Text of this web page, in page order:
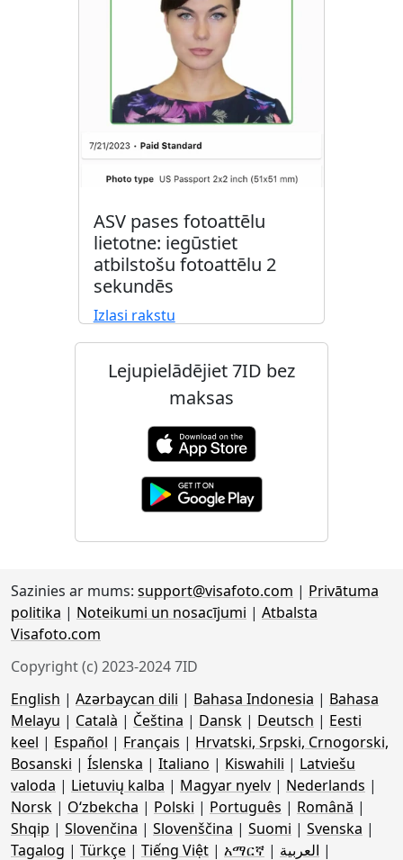
ASV pases fotoattēlu
lietotne: iegūstiet
atbilstošu fotoattēlu 2
sekundēs
Izlasi rakstu
Lejupielādējiet 7ID bez
maksas
Sazinies ar mums: support@visafoto.com | Privātuma
politika | Noteikumi un nosacījumi | Atbalsta
Visafoto.com
Copyright (c) 2023-2024 7ID
English | Azərbaycan dili | Bahasa Indonesia | Bahasa
Melayu | Català | Čeština | Dansk | Deutsch | Eesti
keel | Español | Français | Hrvatski, Srpski, Crnogorski,
Bosanski | Íslenska | Italiano | Kiswahili | Latviešu
valoda | Lietuvių kalba | Magyar nyelv | Nederlands |
Norsk | Oʻzbekcha | Polski | Português | Română |
Shqip | Slovenčina | Slovenščina | Suomi | Svenska |
Tagalog | Türkçe | Tiếng Việt | አማርኛ | العربية |